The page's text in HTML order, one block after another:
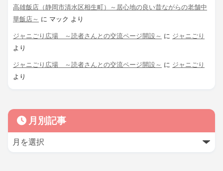
高雄飯店（静岡市清水区相生町）～居心地の良い昔ながらの老舗中
華飯店～ に マック より
ジャニごり広場 ～読者さんとの交流ページ開設～ に ジャニごり
より
ジャニごり広場 ～読者さんとの交流ページ開設～ に ジャニごり
より
月別記事